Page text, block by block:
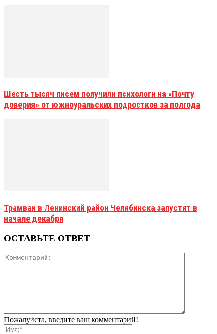
Шесть тысяч писем получили психологи на «Почту
доверия» от южноуральских подростков за полгода
Трамваи в Ленинский район Челябинска запустят в
начале декабря
ОСТАВЬТЕ ОТВЕТ
Пожалуйста, введите ваш комментарий!